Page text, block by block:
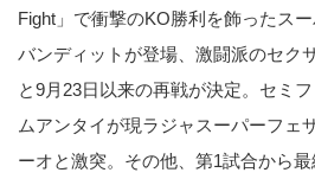
Fight」で衝撃のKO勝利を飾ったス
バンディットが登場、激闘派のセク
と9月23日以来の再戦が決定。セミ
ムアンタイが現ラジャスーパーフェ
ーオと激突。その他、第1試合から